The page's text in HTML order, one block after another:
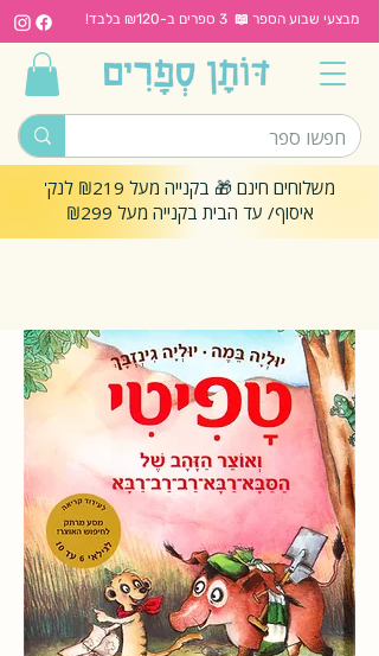
מבצעי שבוע הספר 📖 3 ספרים ב-₪120 בלבד!
משלוחים חינם 🎁 בקנייה מעל ₪219 לנק'
איסוף/ עד הבית בקנייה מעל ₪299